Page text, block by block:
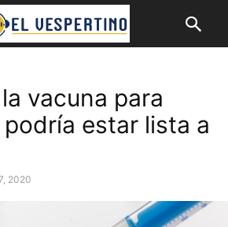
vacuna para
podría estar lista a
2020